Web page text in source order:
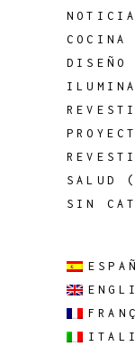
COCINA
DISEÑO
SALUD
SIN